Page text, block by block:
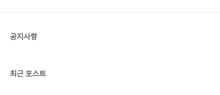
공지사항
최근 포스트